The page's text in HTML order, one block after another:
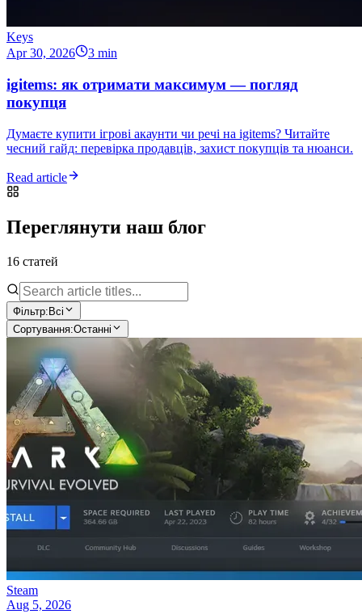
Keys
Apr 30, 2026
3 min
igitems: як отримати максимум — погляд
покупця
Думаєте купити ігрові акаунти чи речі на igitems? Читайте
чесний гайд: перевірка продавців, захист покупців та нюанси.
Read article
Переглянути наш блог
16 статей
Фільтр:Всі
Сортування:Останні
Steam
Aug 5, 2026